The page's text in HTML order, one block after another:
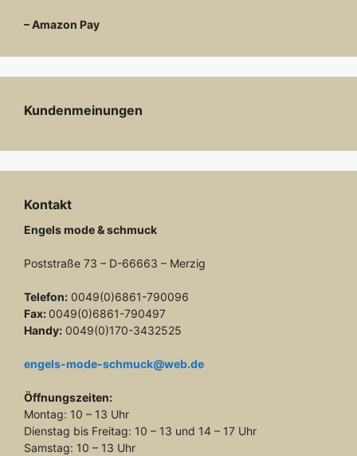
– Amazon Pay
Kundenmeinungen
Kontakt
Engels mode & schmuck
Poststraße 73 – D-66663 – Merzig
Telefon: 0049(0)6861-790096
Fax: 0049(0)6861-790497
Handy: 0049(0)170-3432525
engels-mode-schmuck@web.de
Öffnungszeiten:
Montag: 10 – 13 Uhr
Dienstag bis Freitag: 10 – 13 und 14 – 17 Uhr
Samstag: 10 – 13 Uhr